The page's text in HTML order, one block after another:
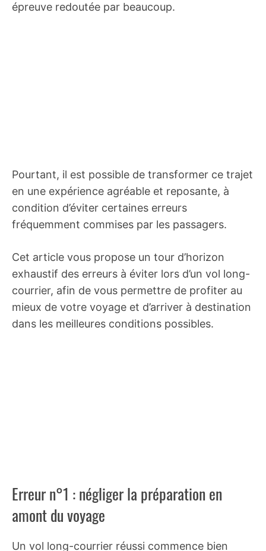
épreuve redoutée par beaucoup.
Pourtant, il est possible de transformer ce trajet
en une expérience agréable et reposante, à
condition d’éviter certaines erreurs
fréquemment commises par les passagers.
Cet article vous propose un tour d’horizon
exhaustif des erreurs à éviter lors d’un vol long-
courrier, afin de vous permettre de profiter au
mieux de votre voyage et d’arriver à destination
dans les meilleures conditions possibles.
Erreur n°1 : négliger la préparation en
amont du voyage
Un vol long-courrier réussi commence bien